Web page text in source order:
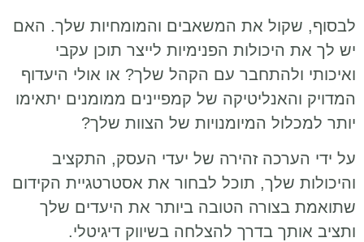
לבסוף, שקול את המשאבים והמומחיות שלך. האם
יש לך את היכולות הפנימיות לייצר תוכן עקבי
ואיכותי ולהתחבר עם הקהל שלך? או אולי היעדוף
המדויק והאנליטיקה של קמפיינים ממומנים יתאימו
יותר למכלול המיומנויות של הצוות שלך?
על ידי הערכה זהירה של יעדי העסק, התקציב
והיכולות שלך, תוכל לבחור את אסטרטגיית הקידום
שתואמת בצורה הטובה ביותר את היעדים שלך
ותציב אותך בדרך להצלחה בשיווק דיגיטלי.